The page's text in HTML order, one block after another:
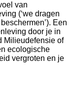
van
(‘we dragen
Een
door je in
Milieudefensie of
ecologische
vergroten en je